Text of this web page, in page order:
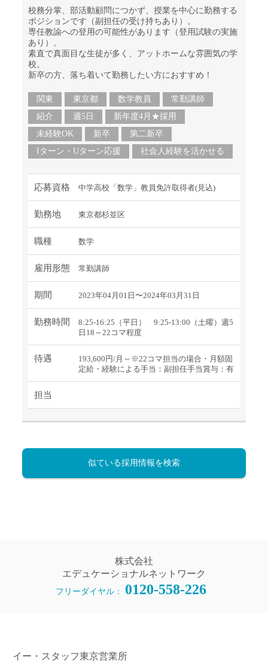
校務分掌、部活動顧問につかず、授業を中心に勤務する
ポジションです（副担任の受け持ちあり）。
専任教諭への登用の可能性があります（登用試験の実施
あり）。
素直で真面目な生徒が多く、アットホームな雰囲気の学
校。
新卒の方、落ち着いて勤務したい方におすすめ！
関東 東京都 数学教員
常勤講師
紹介
週5日
新年度4月★採用
未経験OK
新卒
第二新卒
Iターン・Uターン応援
社会人経験を活かせる
応募資格 中学高校「数学」教員免許取得者(見込)
勤務地 東京都杉並区
職種 数学
雇用形態 常勤講師
期間 2023年04月01日〜2024年03月31日
勤務時間
8:25-16:25（平日） 9:25-13:00（土曜）週5
日18～22コマ程度
待遇
193,600円/月～※22コマ担当の場合・月額固
定給・経験による手当：副担任手当賞与：有
担当
似ている採用情報を検索
株式会社
エデュケーショナルネットワーク
フリーダイヤル： 0120-558-226
イー・スタッフ東京営業所